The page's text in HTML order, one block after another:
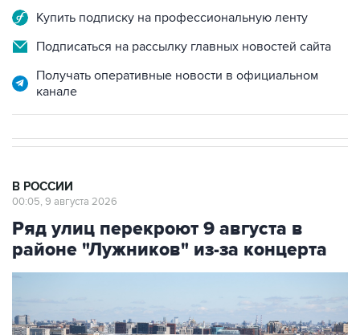
Подписаться на рассылку главных новостей сайта
Получать оперативные новости в официальном
Ряд улиц перекроют 9 августа в
районе "Лужников" из-за концерта